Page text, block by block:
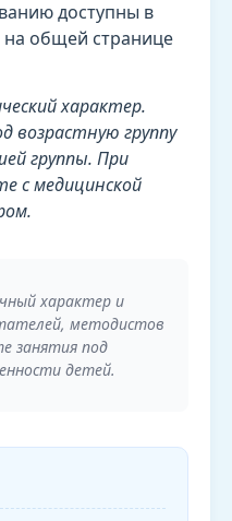
доступны в
на общей странице
характер.
возрастную группу
группы. При
с медицинской
характер и
методистов
занятия под
детей.